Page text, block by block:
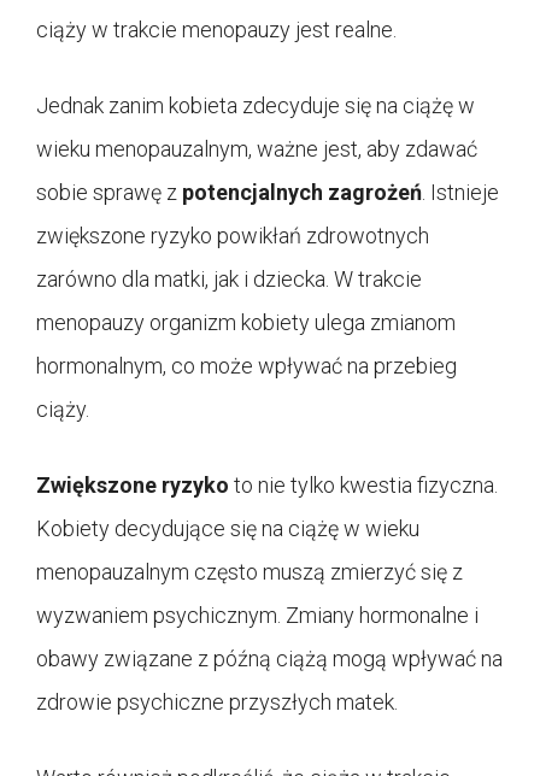
ciąży w trakcie menopauzy jest realne.
Jednak zanim kobieta zdecyduje się na ciążę w
wieku menopauzalnym, ważne jest, aby zdawać
sobie sprawę z potencjalnych zagrożeń . Istnieje
zwiększone ryzyko powikłań zdrowotnych
zarówno dla matki, jak i dziecka. W trakcie
menopauzy organizm kobiety ulega zmianom
hormonalnym, co może wpływać na przebieg
ciąży.
Zwiększone ryzyko to nie tylko kwestia fizyczna.
Kobiety decydujące się na ciążę w wieku
menopauzalnym często muszą zmierzyć się z
wyzwaniem psychicznym. Zmiany hormonalne i
obawy związane z późną ciążą mogą wpływać na
zdrowie psychiczne przyszłych matek.